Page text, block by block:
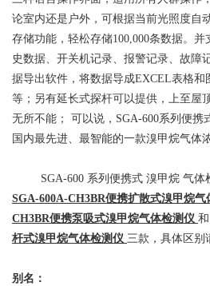
论室内还是户外，可根据当前光照度自
存储功能，轻松存储100,000条数据。
史数据、开关机记录、报警记录、故障
据导出软件，将数据导成EXCEL表格
等；另有延长式探杆可以提供，上至屋
无所不能；
可以说，SGA-600系列便携
国内最先进、最智能的一款溴甲烷气体
SGA-600 系列便携式 溴甲烷 气体
SGA-600A-CH3BR便携扩散式溴甲烷气
CH3BR便携泵吸式溴甲烷气体检测仪 和
杆式溴甲烷气体检测仪 三款，具体区别
别名：